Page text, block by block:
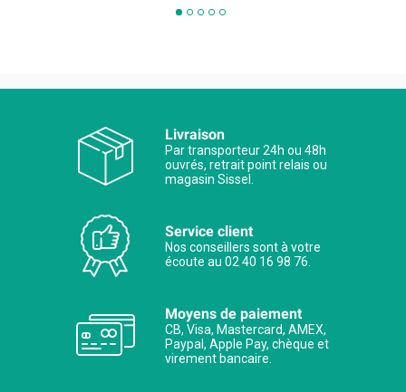
Livraison
Par transporteur 24h ou 48h
ouvrés, retrait point relais ou
magasin Sissel.
Service client
Nos conseillers sont à votre
écoute au 02 40 16 98 76.
Moyens de paiement
CB, Visa, Mastercard, AMEX,
Paypal, Apple Pay, chèque et
virement bancaire.